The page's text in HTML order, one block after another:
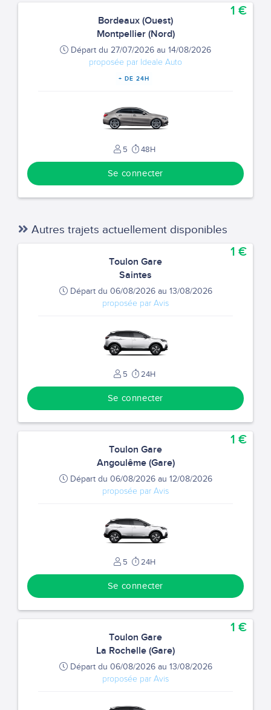
Bordeaux (Ouest)
Montpellier (Nord)
Départ du 27/07/2026 au 14/08/2026
proposée par Ideale Auto
+ DE 24H
5 48H
1 €
Se connecter
Autres trajets actuellement disponibles
Toulon Gare
Saintes
Départ du 06/08/2026 au 13/08/2026
proposée par Avis
5 24H
1 €
Se connecter
Toulon Gare
Angoulême (Gare)
Départ du 06/08/2026 au 12/08/2026
proposée par Avis
5 24H
1 €
Se connecter
Toulon Gare
La Rochelle (Gare)
Départ du 06/08/2026 au 13/08/2026
proposée par Avis
1 €